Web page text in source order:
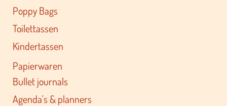
Poppy Bags
Toilettassen
Kindertassen
Papierwaren
Bullet journals
Agenda's & planners